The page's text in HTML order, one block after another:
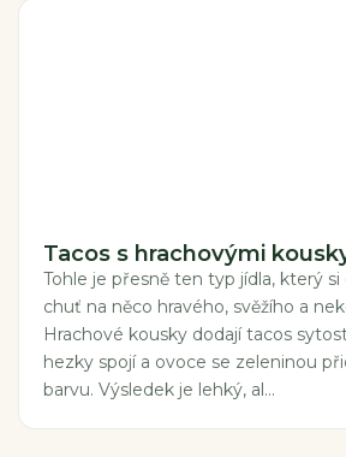
Tacos s hrachovými
Tohle je přesně ten typ jídla, který si
chuť na něco hravého, svěžího a
Hrachové kousky dodají tacos
hezky spojí a ovoce se zeleninou
barvu. Výsledek je lehký, al...